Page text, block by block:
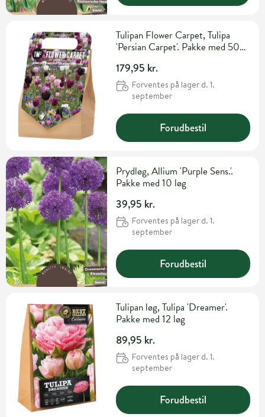
Tulipan Flower Carpet, Tulipa
'Persian Carpet'. Pakke med 50
179,95 kr.
Forventes på lager d. 1.
september
Forudbestil
Prydløg, Allium 'Purple Sens.'.
Pakke med 10 løg
39,95 kr.
Forventes på lager d. 1.
september
Forudbestil
Tulipan løg, Tulipa 'Dreamer'.
Pakke med 12 løg
89,95 kr.
Forventes på lager d. 1.
september
Forudbestil